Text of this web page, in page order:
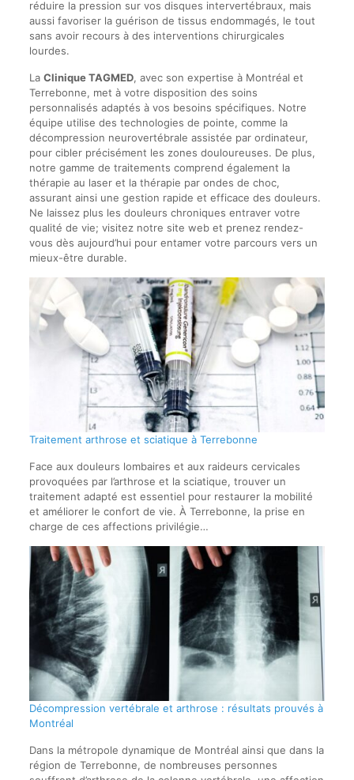
réduire la pression sur vos disques intervertébraux, mais
aussi favoriser la guérison de tissus endommagés, le tout
sans avoir recours à des interventions chirurgicales
lourdes.
La Clinique TAGMED, avec son expertise à Montréal et
Terrebonne, met à votre disposition des soins
personnalisés adaptés à vos besoins spécifiques. Notre
équipe utilise des technologies de pointe, comme la
décompression neurovertébrale assistée par ordinateur,
pour cibler précisément les zones douloureuses. De plus,
notre gamme de traitements comprend également la
thérapie au laser et la thérapie par ondes de choc,
assurant ainsi une gestion rapide et efficace des douleurs.
Ne laissez plus les douleurs chroniques entraver votre
qualité de vie; visitez notre site web et prenez rendez-
vous dès aujourd’hui pour entamer votre parcours vers un
mieux-être durable.
Traitement arthrose et sciatique à Terrebonne
Face aux douleurs lombaires et aux raideurs cervicales
provoquées par l’arthrose et la sciatique, trouver un
traitement adapté est essentiel pour restaurer la mobilité
et améliorer le confort de vie. À Terrebonne, la prise en
charge de ces affections privilégie…
Décompression vertébrale et arthrose : résultats prouvés à
Montréal
Dans la métropole dynamique de Montréal ainsi que dans la
région de Terrebonne, de nombreuses personnes